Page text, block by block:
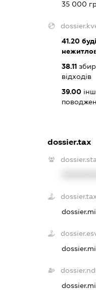
35 000
41.20
38.11
відходів
39.00
dossier.tax